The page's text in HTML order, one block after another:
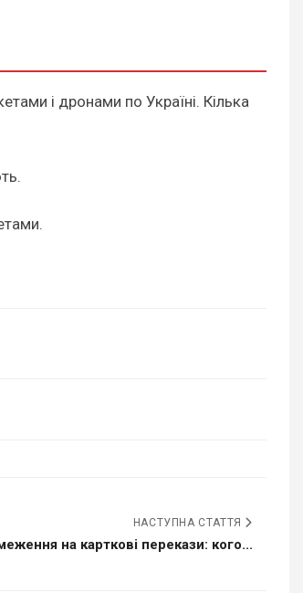
і дронами по Україні. Кілька
НАСТУПНА СТАТТЯ
на карткові перекази: кого...